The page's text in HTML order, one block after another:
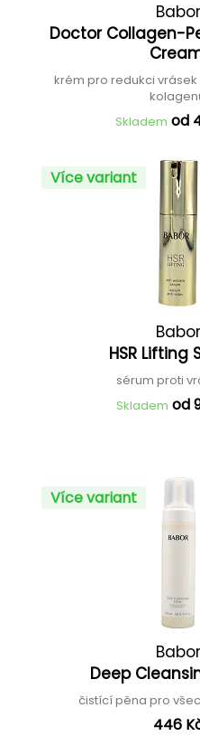
Babor
Doctor Collagen-
krém pro redukci
Skladem od
Více variant
Babor
HSR Lifting
sérum proti
Skladem od
Více variant
Babor
Deep
čistící pěna pro
446